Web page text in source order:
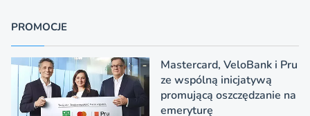
PROMOCJE
Mastercard, VeloBank i Pru
ze wspólną inicjatywą
promującą oszczędzanie na
emeryturę